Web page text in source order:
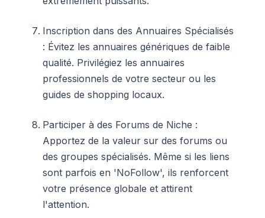
Inscription dans des Annuaires Spécialisés
: Évitez les annuaires génériques de faible
qualité. Privilégiez les annuaires
professionnels de votre secteur ou les
guides de shopping locaux.
Participer à des Forums de Niche :
Apportez de la valeur sur des forums ou
des groupes spécialisés. Même si les liens
sont parfois en 'NoFollow', ils renforcent
votre présence globale et attirent
l'attention.